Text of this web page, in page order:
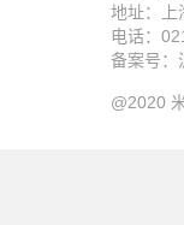
地址：上
电话：
备案号：
@2020